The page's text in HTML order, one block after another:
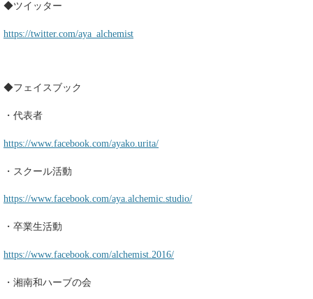
◆ツイッター
https://twitter.com/aya_alchemist
◆フェイスブック
・代表者
https://www.facebook.com/ayako.urita/
・スクール活動
https://www.facebook.com/aya.alchemic.studio/
・卒業生活動
https://www.facebook.com/alchemist.2016/
・湘南和ハーブの会